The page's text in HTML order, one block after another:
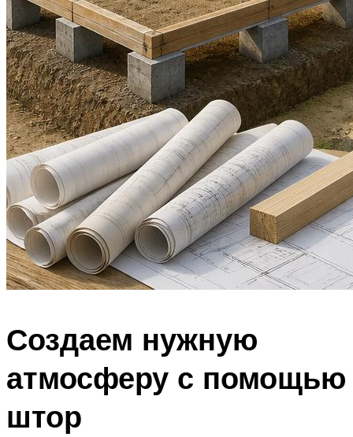
Создаем нужную
атмосферу с помощью
штор